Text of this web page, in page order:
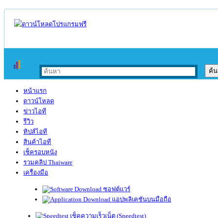
หน้าแรก
ดาวน์โหลด
ข่าวไอที
รีวิว
ทิปส์ไอที
สินค้าไอที
เช็ครอบหนัง
รวมคลิป Thaiware
เครื่องมือ
ซอฟต์แวร์
แอปพลิเคชันบนมือถือ
เช็คความเร็วเน็ต (Speedtest)